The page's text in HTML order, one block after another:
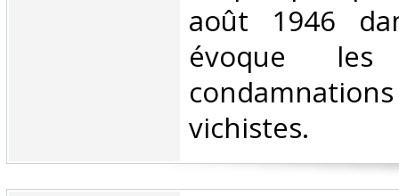
août 1946
évoque
vichistes. ‎